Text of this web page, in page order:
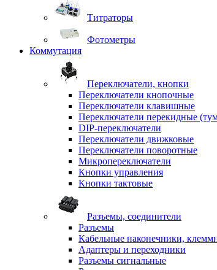
Титраторы
Фотометры
Коммутация
Переключатели, кнопки
Переключатели кнопочные
Переключатели клавишные
Переключатели перекидные
DIP-переключатели
Переключатели движковые
Переключатели поворотные
Микропереключатели
Кнопки управления
Кнопки тактовые
Разъемы, соединители
Разъемы
Кабельные наконечники,
Адаптеры и переходники
Разъемы сигнальные